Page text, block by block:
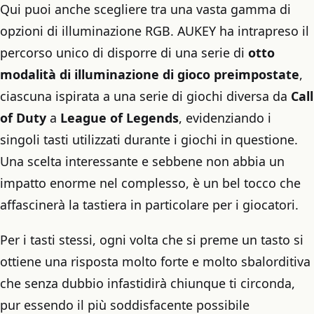
Qui puoi anche scegliere tra una vasta gamma di
opzioni di illuminazione RGB. AUKEY ha intrapreso il
percorso unico di disporre di una serie di otto
modalità di illuminazione di gioco preimpostate,
ciascuna ispirata a una serie di giochi diversa da Call
of Duty a League of Legends, evidenziando i
singoli tasti utilizzati durante i giochi in questione.
Una scelta interessante e sebbene non abbia un
impatto enorme nel complesso, è un bel tocco che
affascinerà la tastiera in particolare per i giocatori.
Per i tasti stessi, ogni volta che si preme un tasto si
ottiene una risposta molto forte e molto sbalorditiva
che senza dubbio infastidirà chiunque ti circonda,
pur essendo il più soddisfacente possibile